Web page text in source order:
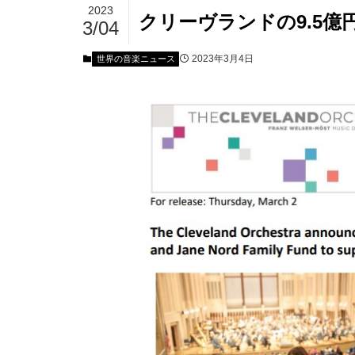
クリーヴランドの9.5億
2023
3/04
世界の音楽ニュース 2023年3月4日